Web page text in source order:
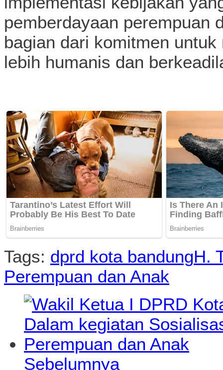
pemberdayaan perempuan
bagian dari komitmen
lebih humanis dan
Tags: dprd kota bandungH.
Perempuan dan Anak
Sebelumnya